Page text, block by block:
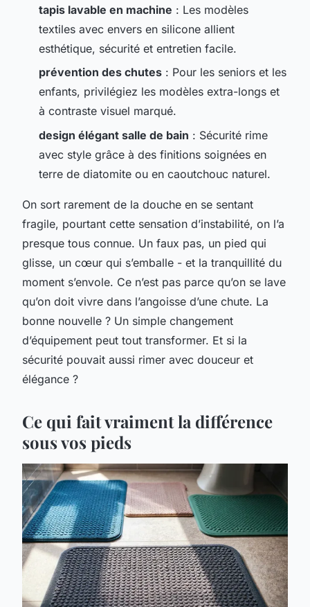
tapis lavable en machine : Les modèles
textiles avec envers en silicone allient
esthétique, sécurité et entretien facile.
prévention des chutes : Pour les seniors et les
enfants, privilégiez les modèles extra-longs et
à contraste visuel marqué.
design élégant salle de bain : Sécurité rime
avec style grâce à des finitions soignées en
terre de diatomite ou en caoutchouc naturel.
On sort rarement de la douche en se sentant
fragile, pourtant cette sensation d’instabilité, on l’a
presque tous connue. Un faux pas, un pied qui
glisse, un cœur qui s’emballe - et la tranquillité du
moment s’envole. Ce n’est pas parce qu’on se lave
qu’on doit vivre dans l’angoisse d’une chute. La
bonne nouvelle ? Un simple changement
d’équipement peut tout transformer. Et si la
sécurité pouvait aussi rimer avec douceur et
élégance ?
Ce qui fait vraiment la différence
sous vos pieds